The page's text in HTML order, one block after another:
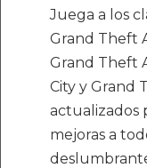
Juega a los
Grand Theft
Grand Theft
City y Grand
actualizados
mejoras a